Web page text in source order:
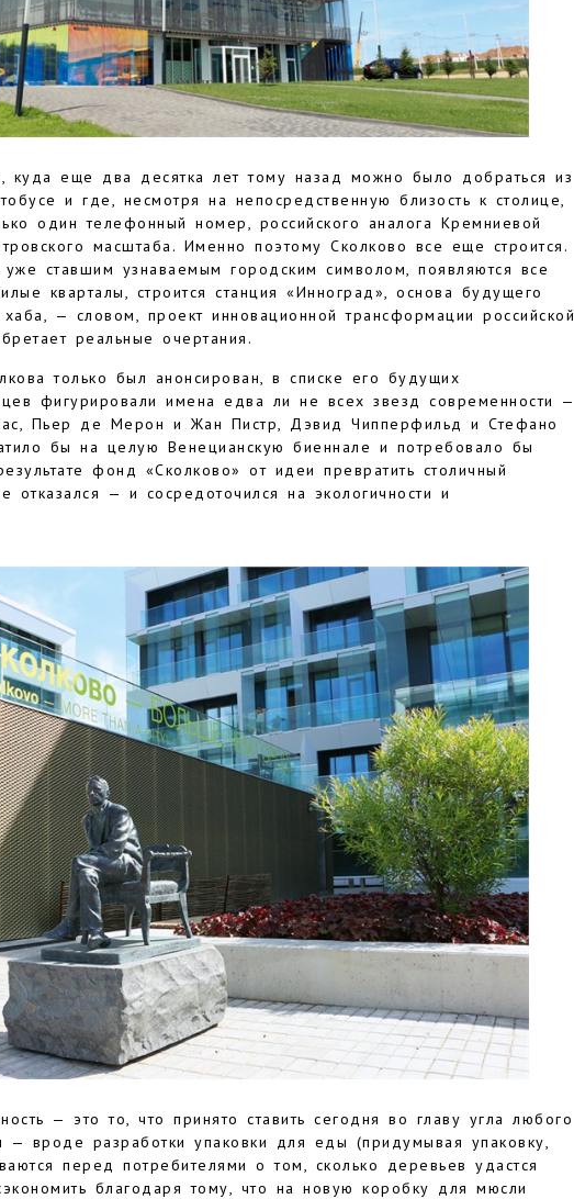
куда еще два десятка лет тому назад можно было добраться из
и где, несмотря на непосредственную близость к столице,
один телефонный номер, российского аналога Кремниевой
масштаба. Именно поэтому Сколково все еще строится.
ставшим узнаваемым городским символом, появляются все
кварталы, строится станция «Инноград», основа будущего
хаба, — словом, проект инновационной трансформации российской
реальные очертания.
только был анонсирован, в списке его будущих
фигурировали имена едва ли не всех звезд современности —
Пьер де Мерон и Жан Пистр, Дэвид Чипперфильд и Стефано
бы на целую Венецианскую биеннале и потребовало бы
фонд «Сколково» от идеи превратить столичный
отказался — и сосредоточился на экологичности и
— это то, что принято ставить сегодня во главу угла любого
— вроде разработки упаковки для еды (придумывая упаковку,
перед потребителями о том, сколько деревьев удастся
благодаря тому, что на новую коробку для мюсли